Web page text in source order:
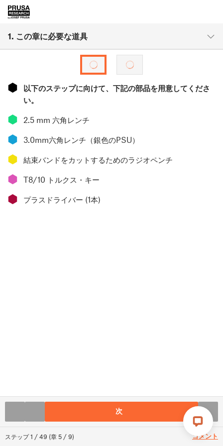
1. この章に必要な道具
ステップ1 /49 (章 5 /9) コメント
⬢
以下のステップに向けて、下記の部品を用意してくださ
い。
⬢ 2.5 mm 六角レンチ
⬢ 3.0mm六角レンチ（銀色のPSU）
⬢ 結束バンドをカットするためのラジオペンチ
⬢ T8/10 トルクス・キー
⬢ プラスドライバー (1本)
次